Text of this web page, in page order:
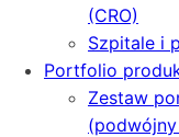
(CRO)
Szpitale i
Portfolio
Zestaw
(podwójny